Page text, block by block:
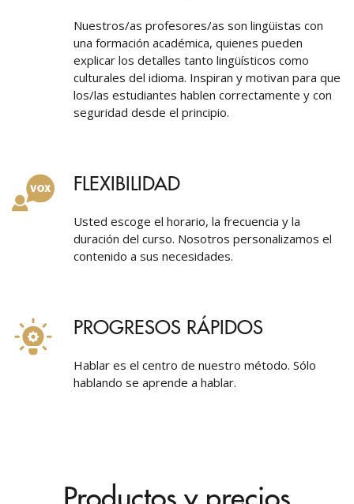
Nuestros/as profesores/as son lingüistas con
una formación académica, quienes pueden
explicar los detalles tanto lingüísticos como
culturales del idioma. Inspiran y motivan para que
los/las estudiantes hablen correctamente y con
seguridad desde el principio.
FLEXIBILIDAD
Usted escoge el horario, la frecuencia y la
duración del curso. Nosotros personalizamos el
contenido a sus necesidades.
PROGRESOS RÁPIDOS
Hablar es el centro de nuestro método. Sólo
hablando se aprende a hablar.
Productos y precios